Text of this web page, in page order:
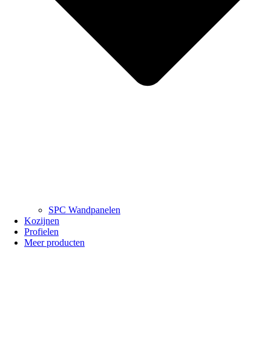
SPC Wandpanelen
Kozijnen
Profielen
Meer producten